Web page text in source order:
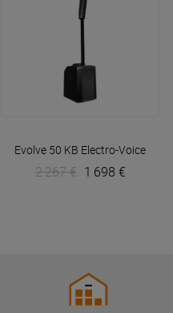
HK Audio
Evolve 50 KB Electro-Voice
2 267 € 1 698 €